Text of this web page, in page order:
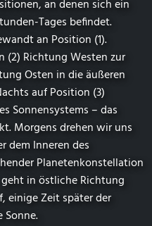
an denen sich ein
Tages befindet.
an Position (1).
(2) Richtung Westen zur
Osten in die äußeren
auf Position (3)
Sonnensystems – das
Morgens drehen wir uns
dem Inneren des
Planetenkonstellation
in östliche Richtung
einige Zeit später der
Sonne.